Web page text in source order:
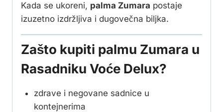
Kada se ukoreni, palma Zumara postaje
izuzetno izdržljiva i dugovečna biljka.
Zašto kupiti palmu Zumara u
Rasadniku Voće Delux?
zdrave i negovane sadnice u
kontejnerima